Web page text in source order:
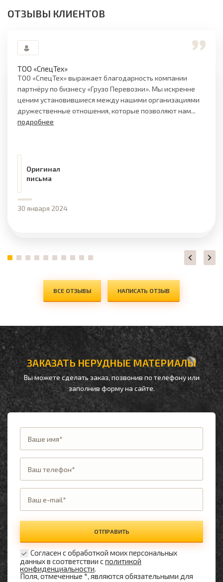
ОТЗЫВЫ КЛИЕНТОВ
ТОО «СпецТех»
ТОО «СпецТех» выражает благодарность компании
партнёру по бизнесу «Грузо Перевозки». Мы искренне
ценим установившиеся между нашими организациями
дружественные отношения, которые позволяют нам...
подробнее
Оригинал
письма
30 января 2024
ВСЕ ОТЗЫВЫ НАПИСАТЬ ОТЗЫВ
ЗАКАЗАТЬ НЕРУДНЫЕ МАТЕРИАЛЫ
Вы можете сделать заказ, позвонив по телефонуили
заполнив форму на сайте.
ОТПРАВИТЬ
Согласен с обработкой моих персональных
данных в соответствии сполитикой
конфиденциальности.
Поля, отмеченные *, являются обязательными для